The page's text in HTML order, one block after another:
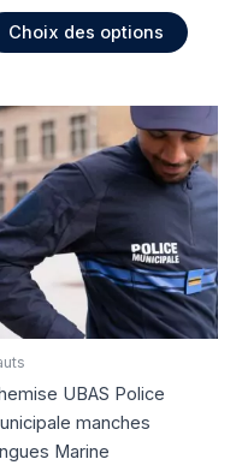
Choix des options
Les
être
sur
la
UBAS Police
manches
Marine